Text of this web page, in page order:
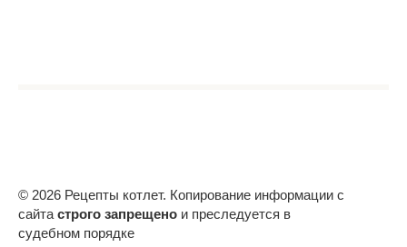
© 2026 Рецепты котлет. Копирование информации с
сайта строго запрещено и преследуется в
судебном порядке